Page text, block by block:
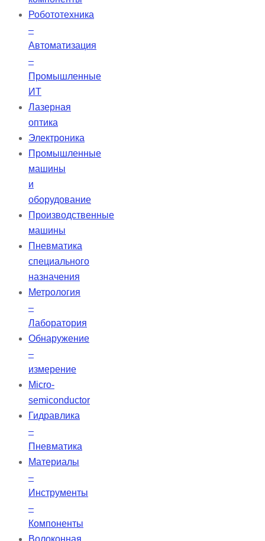
диапазоне длин волн,
Робототехника
–
Автоматизация
–
Промышленные
ИТ
Лазерная
оптика
Электроника
Промышленные
машины
и
оборудование
Производственные
машины
Пневматика
специального
назначения
Метрология
–
Лаборатория
Обнаружение
–
измерение
Micro-
semiconductor
Гидравлика
–
Пневматика
Материалы
–
Инструменты
–
Компоненты